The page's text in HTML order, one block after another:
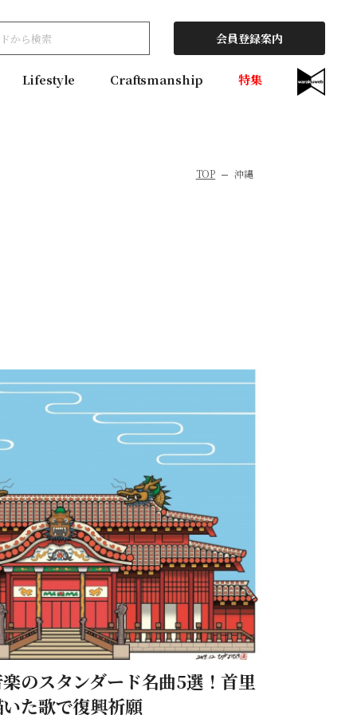
会員登録案内
Lifestyle Craftsmanship 特集
TOP 沖縄
のスタンダード名曲5選！首里
た歌で復興祈願